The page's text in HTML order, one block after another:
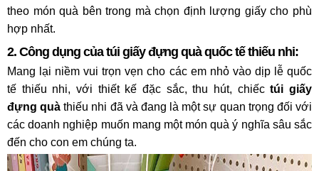
theo món quà bên trong mà chọn định lượng giấy cho phù
hợp nhất.
2. Công dụng của túi giấy đựng quà quốc tế thiếu nhi:
Mang lại niềm vui trọn vẹn cho các em nhỏ vào dịp lễ quốc
tế thiếu nhi, với thiết kế đặc sắc, thu hút, chiếctúi giấy
đựng quà thiếu nhi đã và đang là một sự quan trọng đối với
các doanh nghiệp muốn mang một món quà ý nghĩa sâu sắc
đến cho con em chúng ta.